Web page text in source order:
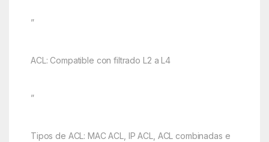
”
ACL: Compatible con filtrado L2 a L4
”
Tipos de ACL: MAC ACL, IP ACL, ACL combinadas e